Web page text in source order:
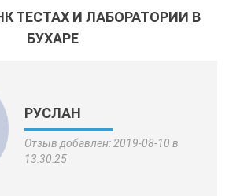
ТЕСТАХ И ЛАБОРАТОРИИ В
БУХАРЕ
РУСЛАН
Отзыв добавлен: 2019-08-10 в
13:30:25